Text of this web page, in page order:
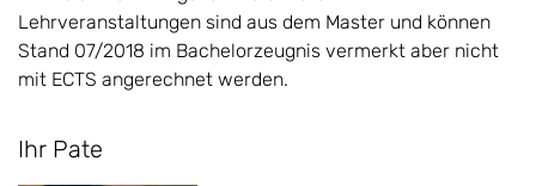
Lehrveranstaltungen sind aus dem Master und können
Stand 07/2018 im Bachelorzeugnis vermerkt aber nicht
mit ECTS angerechnet werden.
Ihr Pate